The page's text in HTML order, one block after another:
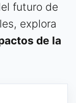
futuro de
explora
de la